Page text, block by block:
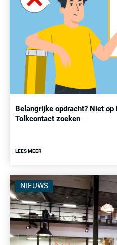
Belangrijke opdracht? Niet
Tolkcontact zoeken
LEES MEER
NIEUWS